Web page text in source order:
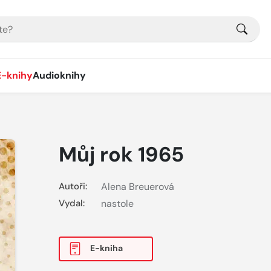
knihyAudioknihy
Můj rok 1965
Autoři: Alena Breuerová
Vydal: nastole
E-kniha